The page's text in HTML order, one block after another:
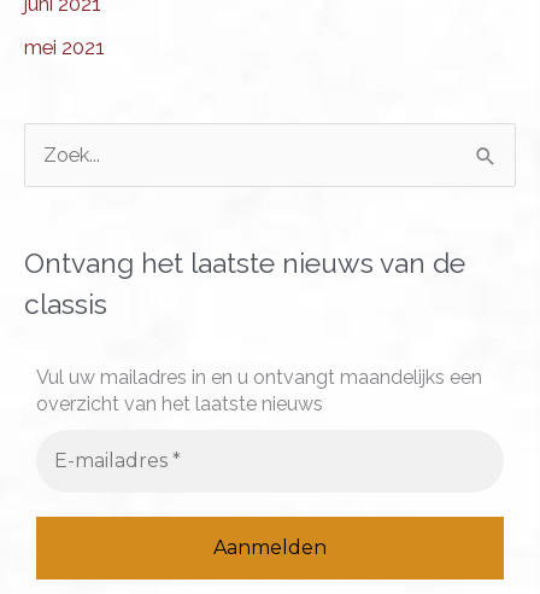
mei 2021
k
n
Ontvang het laatste nieuws van de
classis
Vul uw mailadres in en u ontvangt maandelijks een
overzicht van het laatste nieuws